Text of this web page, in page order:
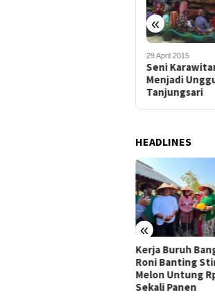
«
11 Januari 2015
Seni
Butuh
HEADLINES
«
Praperadilan
Dikabulkan,
Tersangka